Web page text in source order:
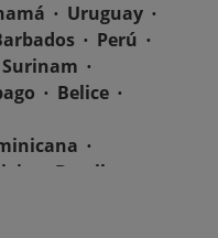
Uruguay
Perú
Surinam
Belice
Brasil